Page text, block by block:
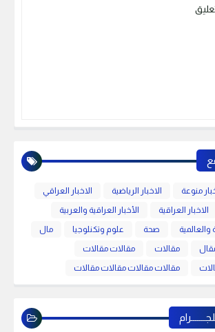
منوعة الاخبار الرياضية
الاخبار العراقي
الاخبار العراقية
الأخبار العراقية والعربية
والعالمية صحة علوم وتكنلوجيا
مال
مقالات
مقالات مقالات
مقالات مقالات مقالات مقالات